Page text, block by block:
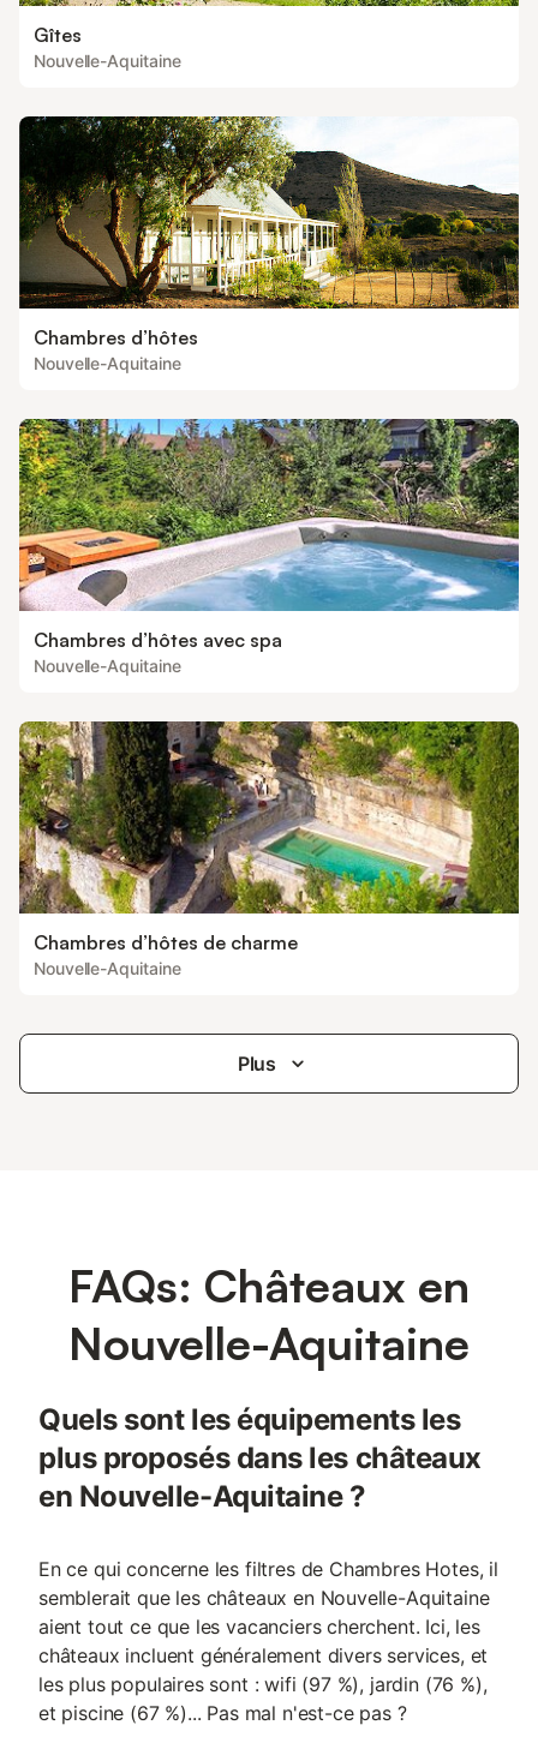
Gîtes
Nouvelle-Aquitaine
Chambres d’hôtes
Nouvelle-Aquitaine
Chambres d’hôtes avec spa
Nouvelle-Aquitaine
Chambres d’hôtes de charme
Nouvelle-Aquitaine
Plus
FAQs: Châteaux en
Nouvelle-Aquitaine
Quels sont les équipements les
plus proposés dans les châteaux
en Nouvelle-Aquitaine ?
En ce qui concerne les filtres de Chambres Hotes, il
semblerait que les châteaux en Nouvelle-Aquitaine
aient tout ce que les vacanciers cherchent. Ici, les
châteaux incluent généralement divers services, et
les plus populaires sont : wifi (97 %), jardin (76 %),
et piscine (67 %)... Pas mal n'est-ce pas ?